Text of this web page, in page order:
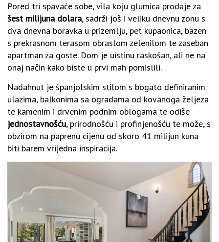
Pored tri spavaće sobe, vila koju glumica prodaje za
šest milijuna dolara, sadrži još i veliku dnevnu zonu s
dva dnevna boravka u prizemlju, pet kupaonica, bazen
s prekrasnom terasom obraslom zelenilom te zaseban
apartman za goste. Dom je uistinu raskošan, ali ne na
onaj način kako biste u prvi mah pomislili.
Nadahnut je španjolskim stilom s bogato definiranim
ulazima, balkonima sa ogradama od kovanoga željeza
te kamenim i drvenim podnim oblogama te odiše
jednostavnošću, prirodnošću i profinjenošću te može, s
obzirom na paprenu cijenu od skoro 41 milijun kuna
biti barem vrijedna inspiracija.